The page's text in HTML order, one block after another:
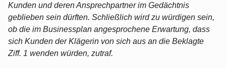
Kunden und deren Ansprechpartner im Gedächtnis
geblieben sein dürften. Schließlich wird zu würdigen sein,
ob die im Businessplan angesprochene Erwartung, dass
sich Kunden der Klägerin von sich aus an die Beklagte
Ziff. 1 wenden würden, zutraf.